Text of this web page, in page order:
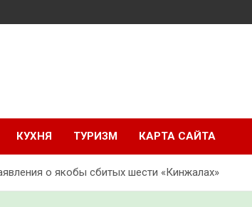
КУХНЯ ТУРИЗМ КАРТА САЙТА
о якобы сбитых шести «Кинжалах»